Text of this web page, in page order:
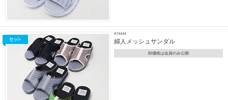
474444
婦人メッシュサンダル
卸価格は会員のみ公開